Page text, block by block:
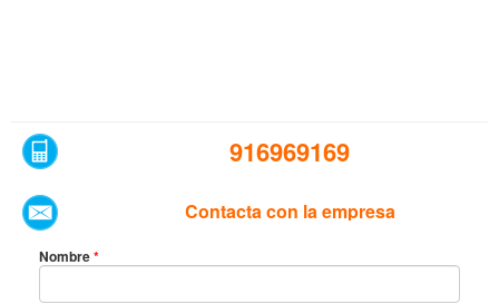
916969169
Contacta con la empresa
Nombre*